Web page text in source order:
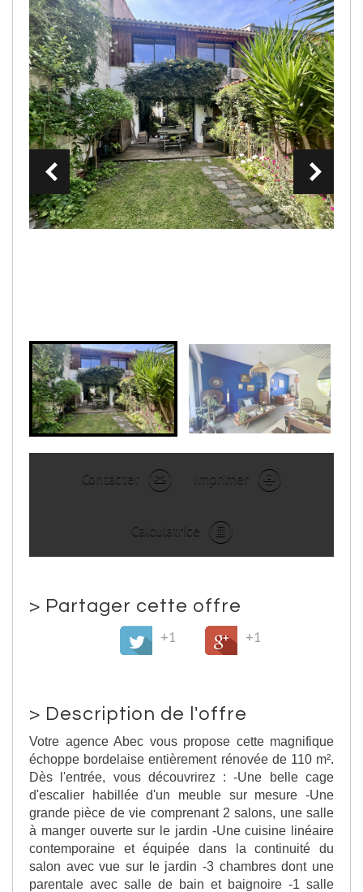
Contacter Imprimer
Calculatrice
> Partager cette offre
+1
+1
> Description de l'offre
Votre agence Abec vous propose cette magnifique
échoppe bordelaise entièrement rénovée de 110 m².
Dès l'entrée, vous découvrirez : -Une belle cage
d'escalier habillée d'un meuble sur mesure -Une
grande pièce de vie comprenant 2 salons, une salle
à manger ouverte sur le jardin -Une cuisine linéaire
contemporaine et équipée dans la continuité du
salon avec vue sur le jardin -3 chambres dont une
parentale avec salle de bain et baignoire -1 salle